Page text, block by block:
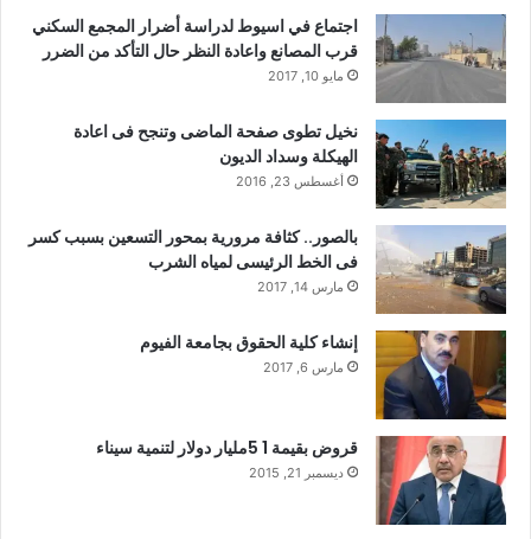
اجتماع في اسيوط لدراسة أضرار المجمع السكني
قرب المصانع واعادة النظر حال التأكد من الضرر
مايو 10, 2017
نخيل تطوى صفحة الماضى وتنجح فى اعادة
الهيكلة وسداد الديون
أغسطس 23, 2016
بالصور.. كثافة مرورية بمحور التسعين بسبب كسر
فى الخط الرئيسى لمياه الشرب
مارس 14, 2017
إنشاء كلية الحقوق بجامعة الفيوم
مارس 6, 2017
قروض بقيمة 1 5مليار دولار لتنمية سيناء
ديسمبر 21, 2015